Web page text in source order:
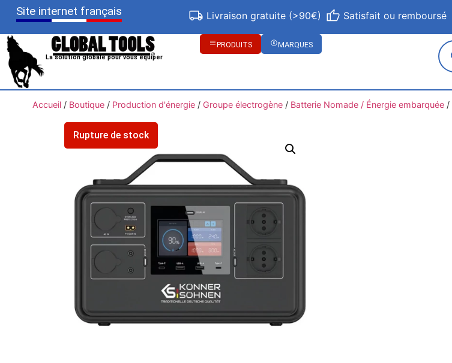
Site internet français Livraison gratuite (>90€) Satisfait ou remboursé
La solution globale pour vous équiper
PRODUITS MARQUES
Accueil/ Boutique/ Production d'énergie/ Groupe électrogène/ Batterie Nomade / Énergie embarquée/
Rupture de stock